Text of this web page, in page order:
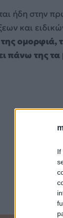
If
ήδη στην
και
ομορφιά,
πάνω της